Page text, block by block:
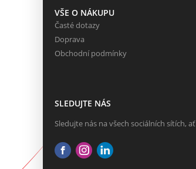
VŠE O NÁKUPU
Časté dotazy
Doprava
Obchodní podmínky
SLEDUJTE NÁS
Sledujte nás na všech sociálních sítích,